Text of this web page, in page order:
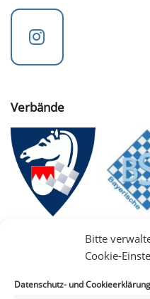
Bitte
Cookie-
Datenschutz- und
Verbände